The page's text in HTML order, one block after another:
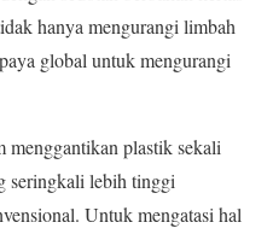
hanya mengurangi limbah
global untuk mengurangi
menggantikan plastik sekali
seringkali lebih tinggi
Untuk mengatasi hal